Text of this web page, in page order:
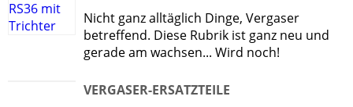
Nicht ganz alltäglich Dinge, Vergaser
betreffend. Diese Rubrik ist ganz neu und
gerade am wachsen... Wird noch!
VERGASER-ERSATZTEILE